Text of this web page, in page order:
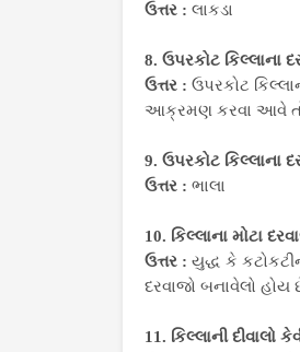
ઉત્તર : લાકડા
8. ઉપરકોટ કિલ્લાના
ઉત્તર : ઉપરકોટ
આક્રમણ કરવા આવે તો
9. ઉપરકોટ કિલ્લાના
ઉત્તર : ભાલા
10. કિલ્લાના મોટા
ઉત્તર : યુદ્ધ કે
દરવાજો બનાવેલો હોય
11. કિલ્લાની દીવાલો